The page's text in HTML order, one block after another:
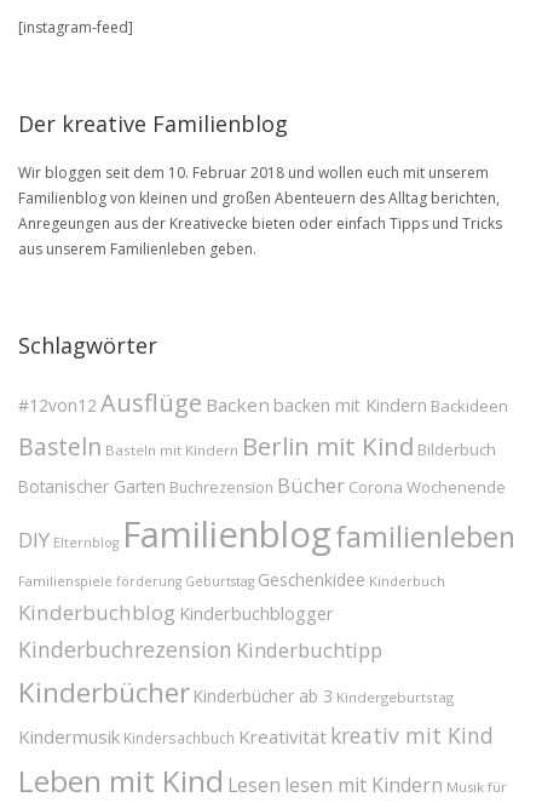
BLOG
[instagram-feed]
Der kreative Familienblog
Wir bloggen seit dem 10. Februar 2018 und wollen euch mit unserem
Familienblog von kleinen und großen Abenteuern des Alltag berichten,
Anregeungen aus der Kreativecke bieten oder einfach Tipps und Tricks
aus unserem Familienleben geben.
Schlagwörter
#12von12 Ausflüge Backen backen mit Kindern Backideen
Basteln Basteln mit Kindern Berlin mit Kind Bilderbuch
Botanischer Garten Buchrezension Bücher Corona Wochenende
DIY Elternblog Familienblogfamilienleben
Familienspiele förderung Geburtstag Geschenkidee Kinderbuch
Kinderbuchblog Kinderbuchblogger
Kinderbuchrezension Kinderbuchtipp
Kinderbücher Kinderbücher ab 3 Kindergeburtstag
Kindermusik Kindersachbuch Kreativität kreativ mit Kind
Leben mit Kind Lesen lesen mit Kindern Musik für